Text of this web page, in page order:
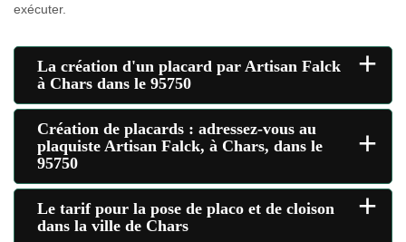
exécuter.
La création d'un placard par Artisan Falck
à Chars dans le 95750
+
Création de placards : adressez-vous au
plaquiste Artisan Falck, à Chars, dans le
95750
+
Le tarif pour la pose de placo et de cloison
dans la ville de Chars
+